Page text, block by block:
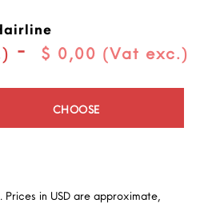
- $ 0,00 (Vat exc.)
CHOOSE
Prices in USD are approximate,